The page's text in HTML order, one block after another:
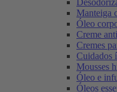
Manteiga
Óleo
Creme
Cremes
Cuidados
Mousses
Óleo e
Óleos